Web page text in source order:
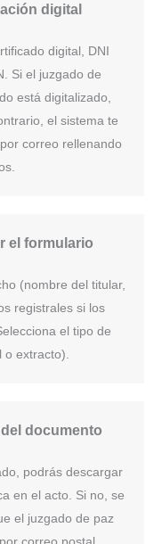
digital
digital, DNI
Si el juzgado de
está digitalizado,
el sistema te
correo rellenando
el formulario
(nombre del titular,
registrales si los
el tipo de
extracto).
documento
podrás descargar
en el acto. Si no, se
el juzgado de paz